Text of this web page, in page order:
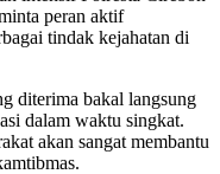
peran aktif
tindak kejahatan di
diterima bakal langsung
dalam waktu singkat.
akan sangat membantu